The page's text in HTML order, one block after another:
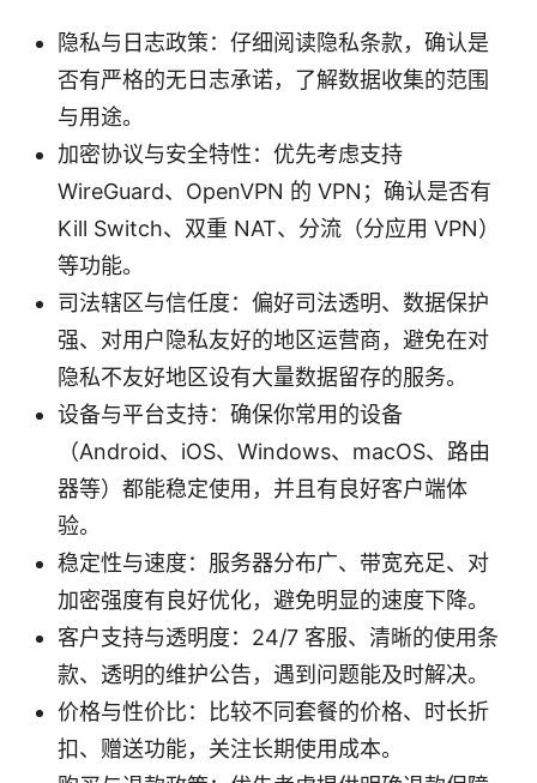
隐私与日志政策：仔细阅读隐私条款，确认是
否有严格的无日志承诺，了解数据收集的范围
与用途。
加密协议与安全特性：优先考虑支持
WireGuard、OpenVPN 的 VPN；确认是否有
Kill Switch、双重 NAT、分流（分应用 VPN）
等功能。
司法辖区与信任度：偏好司法透明、数据保护
强、对用户隐私友好的地区运营商，避免在对
隐私不友好地区设有大量数据留存的服务。
设备与平台支持：确保你常用的设备
（Android、iOS、Windows、macOS、路由
器等）都能稳定使用，并且有良好客户端体
验。
稳定性与速度：服务器分布广、带宽充足、对
加密强度有良好优化，避免明显的速度下降。
客户支持与透明度：24/7 客服、清晰的使用条
款、透明的维护公告，遇到问题能及时解决。
价格与性价比：比较不同套餐的价格、时长折
扣、赠送功能，关注长期使用成本。